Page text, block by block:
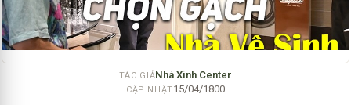
TÁC GIẢNhà Xinh Center
CẬP NHẬT15/04/1800